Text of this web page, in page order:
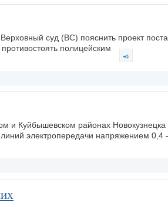
суд (ВС) пояснить проект
полицейским
и Куйбышевском районах
электропередачи напряжением 0,4